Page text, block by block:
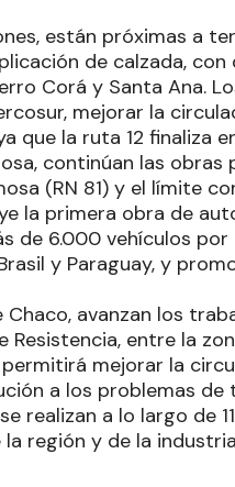
están próximas a
de calzada,
Corá y Santa Ana.
mejorar la
que la ruta 12 finaliza
continúan las
(RN 81) y el límite
la primera obra de
de 6.000 vehículos
y Paraguay, y
Chaco, avanzan los
Resistencia, entre la
mejorar la
a los problemas de
realizan a lo largo de
región y de la